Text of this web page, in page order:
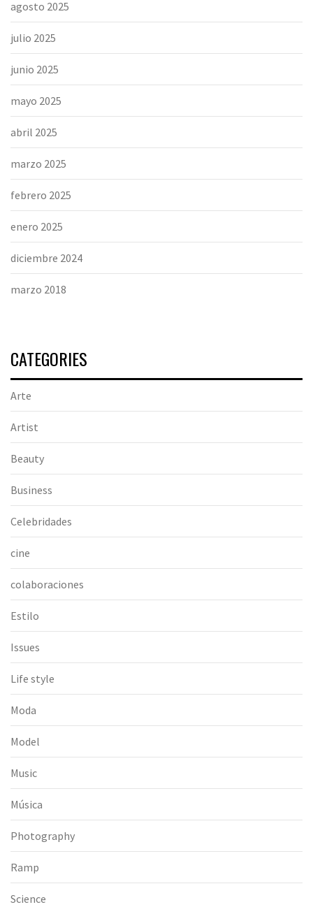
agosto 2025
julio 2025
junio 2025
mayo 2025
abril 2025
marzo 2025
febrero 2025
enero 2025
diciembre 2024
marzo 2018
CATEGORIES
Arte
Artist
Beauty
Business
Celebridades
cine
colaboraciones
Estilo
Issues
Life style
Moda
Model
Music
Música
Photography
Ramp
Science